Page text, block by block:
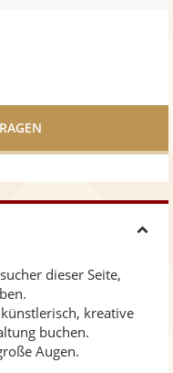
dieser Seite,
kreative
buchen.
Augen.